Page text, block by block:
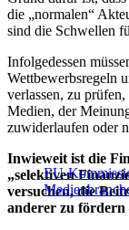
die „normalen“
sind die Schwellen
Infolgedessen
Wettbewerbsregeln
verlassen, zu
Medien, der
zuwiderlaufen oder
EU-
Inwieweit ist die
„selektiven
versuchen, die
anderer zu fördern